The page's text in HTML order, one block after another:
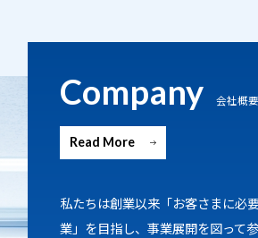
Company 会社概要
Read More
私たちは創業以来「お客さまに必
業」を目指し、事業展開を図って